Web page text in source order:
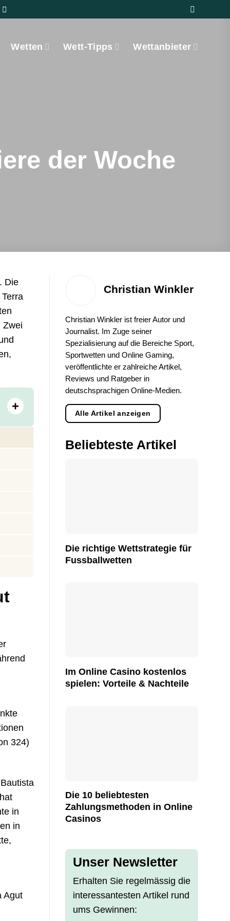
Wetten Wett-Tipps Wettanbieter
der Woche
Die
Zwei
+
324)
in
in
Agut
Christian Winkler
Christian Winkler ist freier Autor und
Journalist. Im Zuge seiner
Spezialisierung auf die Bereiche Sport,
Sportwetten und Online Gaming,
veröffentlichte er zahlreiche Artikel,
Reviews und Ratgeber in
deutschsprachigen Online-Medien.
Alle Artikel anzeigen
Beliebteste Artikel
Die richtige Wettstrategie für
Fussballwetten
Im Online Casino kostenlos
spielen: Vorteile & Nachteile
Die 10 beliebtesten
Zahlungsmethoden in Online
Casinos
Unser Newsletter
Erhalten Sie regelmässig die
interessantesten Artikel rund
ums Gewinnen: